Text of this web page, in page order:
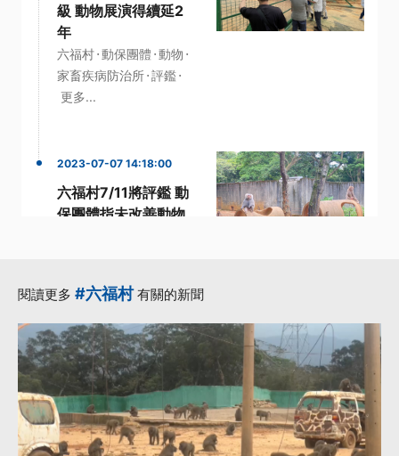
級 動物展演得續延2
年
六福村·動保團體 ·動物 ·
家畜疾病防治所·評鑑·
更多...
2023-07-07 14:18:00
六福村7/11將評鑑 動
保團體指未改善動物
閱讀更多 #六福村有關的新聞